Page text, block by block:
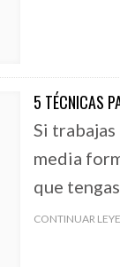
5 TÉCNICAS
Si
media
que
CONTINUAR